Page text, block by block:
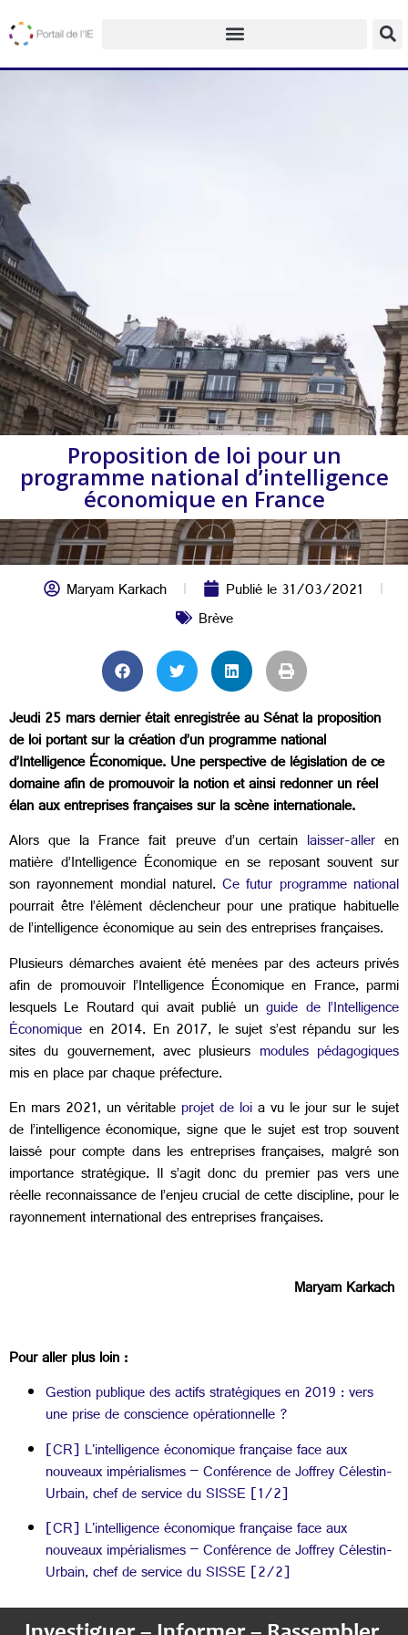
Proposition de loi pour un
programme national d’intelligence
économique en France
Maryam Karkach Publié le31/03/2021
Brève
Jeudi 25 mars dernier était enregistrée au Sénat la proposition
de loi portant sur la création d’un programme national
d’Intelligence Économique. Une perspective de législation de ce
domaine afin de promouvoir la notion et ainsi redonner un réel
élan aux entreprises françaises sur la scène internationale.
Alors que la France fait preuve d’un certain laisser-alleren
matière d’Intelligence Économique en se reposant souvent sur
son rayonnement mondial naturel.Ce futur programme national
pourrait être l’élément déclencheur pour une pratique habituelle
de l’intelligence économique au sein des entreprises françaises.
Plusieurs démarches avaient été menées par des acteurs privés
afin de promouvoir l’Intelligence Économique en France, parmi
lesquels Le Routard qui avait publié unguide de l’Intelligence
Économique en 2014. En 2017, le sujet s’est répandu sur les
sites du gouvernement, avec plusieurs modules pédagogiques
mis en place par chaque préfecture.
En mars 2021, un véritable projet de loia vu le jour sur le sujet
de l’intelligence économique, signe que le sujet est trop souvent
laissé pour compte dans les entreprises françaises, malgré son
importance stratégique. Il s’agit donc du premier pas vers une
réelle reconnaissance de l’enjeu crucial de cette discipline, pour le
rayonnement international des entreprises françaises.
Maryam Karkach
Pour aller plus loin :
Gestion publique des actifs stratégiques en 2019 : vers
une prise de conscience opérationnelle ?
[CR] L'intelligence économique française face aux
nouveaux impérialismes – Conférence de Joffrey Célestin-
Urbain, chef de service du SISSE [1/2]
[CR] L'intelligence économique française face aux
nouveaux impérialismes – Conférence de Joffrey Célestin-
Urbain, chef de service du SISSE [2/2]